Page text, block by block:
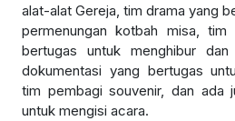
alat-alat Gereja, tim drama yang
permenungan kotbah misa,
bertugas untuk menghibur
dokumentasi yang bertugas
tim pembagi souvenir, dan ada
untuk mengisi acara.